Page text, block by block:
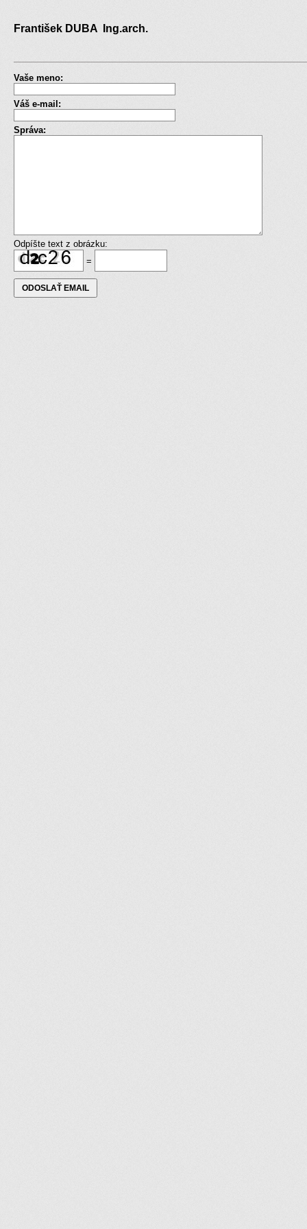
František DUBA Ing.arch.
Vaše meno:
Váš e-mail:
Správa:
Odpíšte text z obrázku:
=